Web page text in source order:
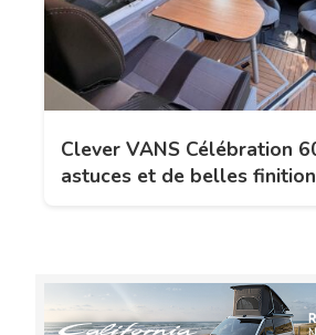
Clever VANS Célébration
astuces et de belles